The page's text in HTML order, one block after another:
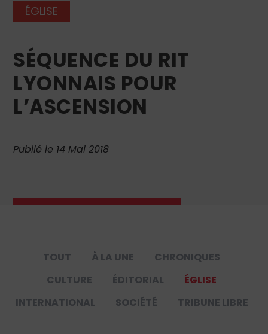
ÉGLISE
SÉQUENCE DU RIT
LYONNAIS POUR
L’ASCENSION
Publié le 14 Mai 2018
TOUT À LA UNE
CHRONIQUES
CULTURE
ÉDITORIAL
ÉGLISE
INTERNATIONAL
SOCIÉTÉ TRIBUNE LIBRE